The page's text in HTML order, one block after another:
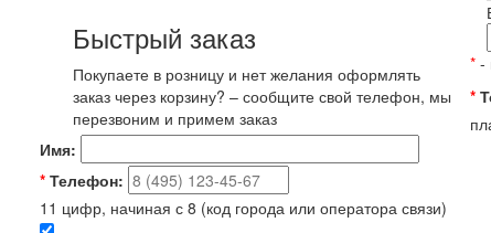
Быстрый заказ
Покупаете в розницу и нет желания оформлять
заказ через корзину? – сообщите свой телефон, мы
перезвоним и примем заказ
* -
*
Имя:
* Телефон:
11 цифр, начиная с 8 (код города или оператора связи)